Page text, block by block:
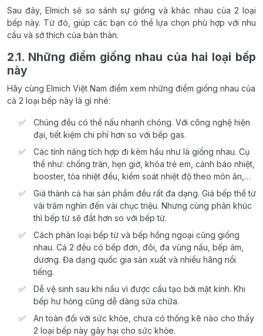
Sau đây, Elmich sẽ so sánh sự giống và khác nhau của 2 loại
bếp này. Từ đó, giúp các bạn có thể lựa chọn phù hợp với nhu
cầu và sở thích của bản thân.
2.1. Những điểm giống nhau của hai loại bếp
này
Hãy cùng Elmich Việt Nam điểm xem những điểm giống nhau của
cả 2 loại bếp này là gì nhé:
Chúng đều có thể nấu nhanh chóng. Với công nghệ hiện
đại, tiết kiệm chi phí hơn so với bếp gas.
Các tính năng tích hợp đi kèm hầu như là giống nhau. Cụ
thể như: chống tràn, hẹn giờ, khóa trẻ em, cảnh báo nhiệt,
booster, tỏa nhiệt đều, kiểm soát nhiệt độ theo món ăn,…
Giá thành cả hai sản phẩm đều rất đa dạng. Giá bếp thể từ
vài trăm nghìn đến vài chục triệu. Nhưng cùng phân khúc
thì bếp từ sẽ đắt hơn so với bếp từ.
Cách phân loại bếp từ và bếp hồng ngoại cũng giống
nhau. Cả 2 đều có bếp đơn, đôi, đa vùng nấu, bếp âm,
dương. Đa dạng quốc gia sản xuất và nhiều hãng nổi
tiếng.
Dễ vệ sinh sau khi nấu vì được cấu tạo bởi mặt kính. Khi
bếp hư hỏng cũng dễ dàng sửa chữa.
An toàn đối với sức khỏe, chưa có thống kê nào cho thấy
2 loại bếp này gây hại cho sức khỏe.